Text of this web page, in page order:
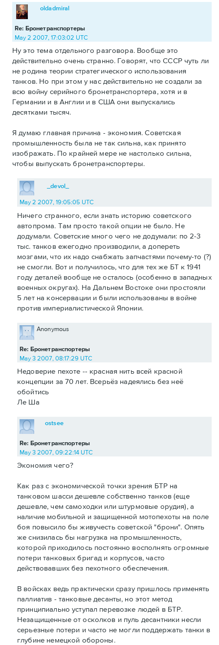
Re: Бронетранспортеры
oldadmiral
May 2 2007, 17:03:02 UTC
Ну это тема отдельного разговора. Вообще это
действительно очень странно. Говорят, что СССР чуть ли
не родина теории стратегического использования
танков. Но при этом у нас действительно не создали за
всю войну серийного бронетранспортера, хотя и в
Германии и в Англии и в США они выпускались
десятками тысяч.
Я думаю главная причина - экономия. Советская
промышленность была не так сильна, как принято
изображать. По крайней мере не настолько сильна,
чтобы выпускать бронетранспортеры.
_devol_
May 2 2007, 19:05:05 UTC
Ничего странного, если знать историю советского
автопрома. Там просто такой опции не было. Не
додумали. Советские много чего не додумали: по 2-3
тыс. танков ежегодно производили, а допереть
мозгами, что их надо снабжать запчастями почему-то (?)
не смогли. Вот и получилось, что для тех же БТ к 1941
году деталей вообще не осталось (особенно в западных
военных округах). На Дальнем Востоке они простояли
5 лет на консервации и были использованы в войне
против империалистической Японии.
Re: Бронетранспортеры
Anonymous
May 3 2007, 08:17:29 UTC
Недоверие пехоте -- красная нить всей красной
концепции за 70 лет. Всерьёз надеялись без неё
обойтись
Ле Ша
Re: Бронетранспортеры
ostsee
May 3 2007, 09:22:14 UTC
Экономия чего?
Как раз с экономической точки зрения БТР на
танковом шасси дешевле собственно танков (еще
дешевле, чем самоходки или штурмовые орудия), а
наличие мобильной и защищенной мотопехоты на поле
боя повысило бы живучесть советской "брони". Опять
же снизилась бы нагрузка на промышленность,
которой приходилось постоянно восполнять огромные
потери танковых бригад и корпусов, часто
действовавших без пехотного обеспечения.
В войсках ведь практически сразу пришлось применять
паллиатив - танковые десанты, но этот метод
принципиально уступал перевозке людей в БТР.
Незащищенные от осколков и пуль десантники несли
серьезные потери и часто не могли поддержать танки в
глубине немецкой обороны.